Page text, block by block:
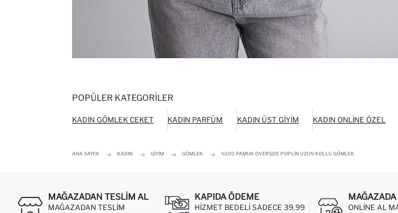
POPÜLER KATEGORILER
KADIN GÖMLEK CEKET KADIN PARFÜM KADIN ÜST GIYIM KADIN ONLINE ÖZEL
ANA SAYFA KADIN GIYIM GÖMLEK %100 PAMUK OVERSIZE POPLIN UZUN KOLLU GÖMLEK
MAĞAZADAN TESLIM AL
MAĞAZADAN TESLIM
KAPIDA ÖDEME
HIZMET BEDELI SADECE 39,99
ONLINE AL